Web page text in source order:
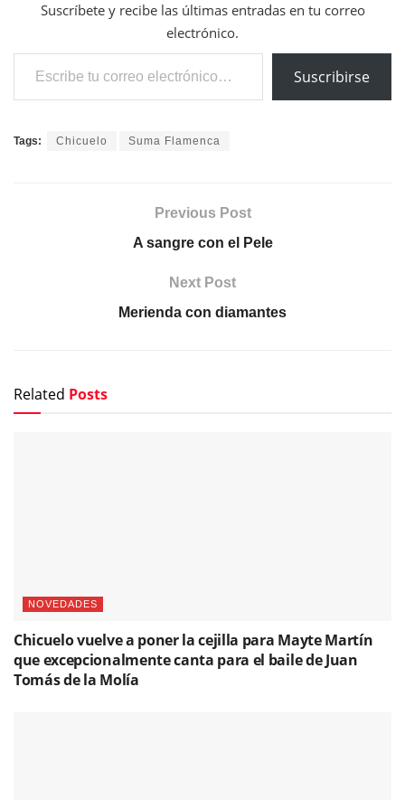
Suscríbete y recibe las últimas entradas en tu correo
electrónico.
Escribe tu correo electrónico…
Suscribirse
Tags: Chicuelo Suma Flamenca
Previous Post
A sangre con el Pele
Next Post
Merienda con diamantes
Related Posts
NOVEDADES
Chicuelo vuelve a poner la cejilla para Mayte Martín
que excepcionalmente canta para el baile de Juan
Tomás de la Molía